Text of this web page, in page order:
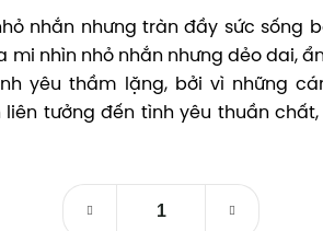
nhắn nhưng tràn đầy sức sống
mi nhìn nhỏ nhắn nhưng dẻo dai,
yêu thầm lặng, bởi vì những
tưởng đến tình yêu thuần